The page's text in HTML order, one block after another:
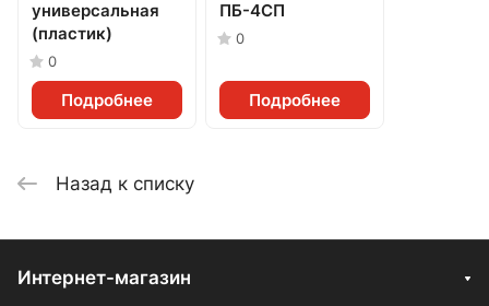
универсальная
(пластик)
0
Подробнее
ПБ-4СП
0
Подробнее
Назад к списку
Интернет-магазин